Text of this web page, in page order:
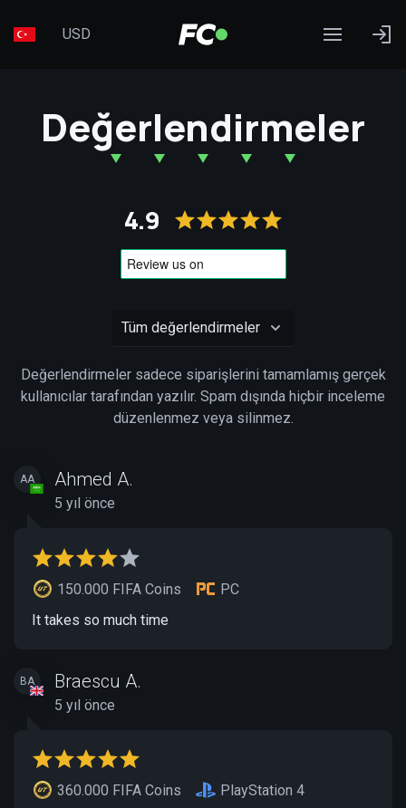
USD
Değerlendirmeler
4.9
Değerlendirmeler sadece siparişlerini tamamlamış gerçek
kullanıcılar tarafından yazılır. Spam dışında hiçbir inceleme
düzenlenmez veya silinmez.
AA Ahmed A.
5 yıl önce
150.000 FIFA Coins
PC
It takes so much time
BA Braescu A.
5 yıl önce
360.000 FIFA Coins PlayStation 4